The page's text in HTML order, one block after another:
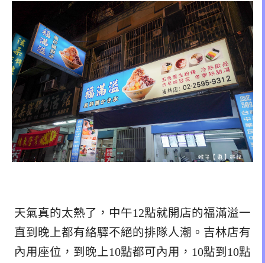
天氣真的太熱了，中午12點就開店的福滿溢一
直到晚上都有絡驛不絕的排隊人潮。吉林店有
內用座位，到晚上10點都可內用，10點到10點